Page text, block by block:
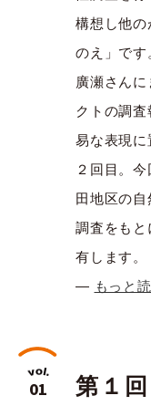
構想し他の
のえ」です
廣瀬さん
クトの調
易な表現に
２回目。
田地区の
調査をもと
有します。
— もっと
第１
01